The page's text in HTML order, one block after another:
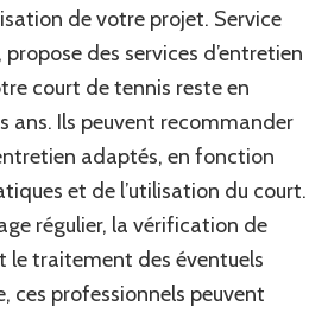
de votre projet. Service
des services d’entretien
court de tennis reste en
ans. Ils peuvent recommander
adaptés, en fonction
et de l’utilisation du court.
régulier, la vérification de
le traitement des éventuels
ces professionnels peuvent